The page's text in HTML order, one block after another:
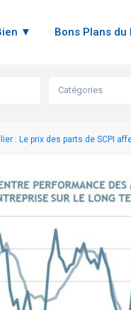
▼ Bons Plans
Catégories
: Le prix des parts de SCPI